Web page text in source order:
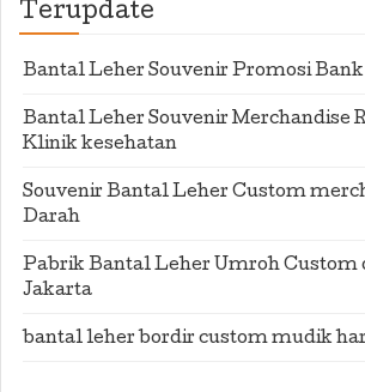
Terupdate
Bantal Leher Souvenir Promosi Bank
Bantal Leher Souvenir Merchandise
Klinik kesehatan
Souvenir Bantal Leher Custom
Darah
Pabrik Bantal Leher Umroh Custom
Jakarta
bantal leher bordir custom mudik